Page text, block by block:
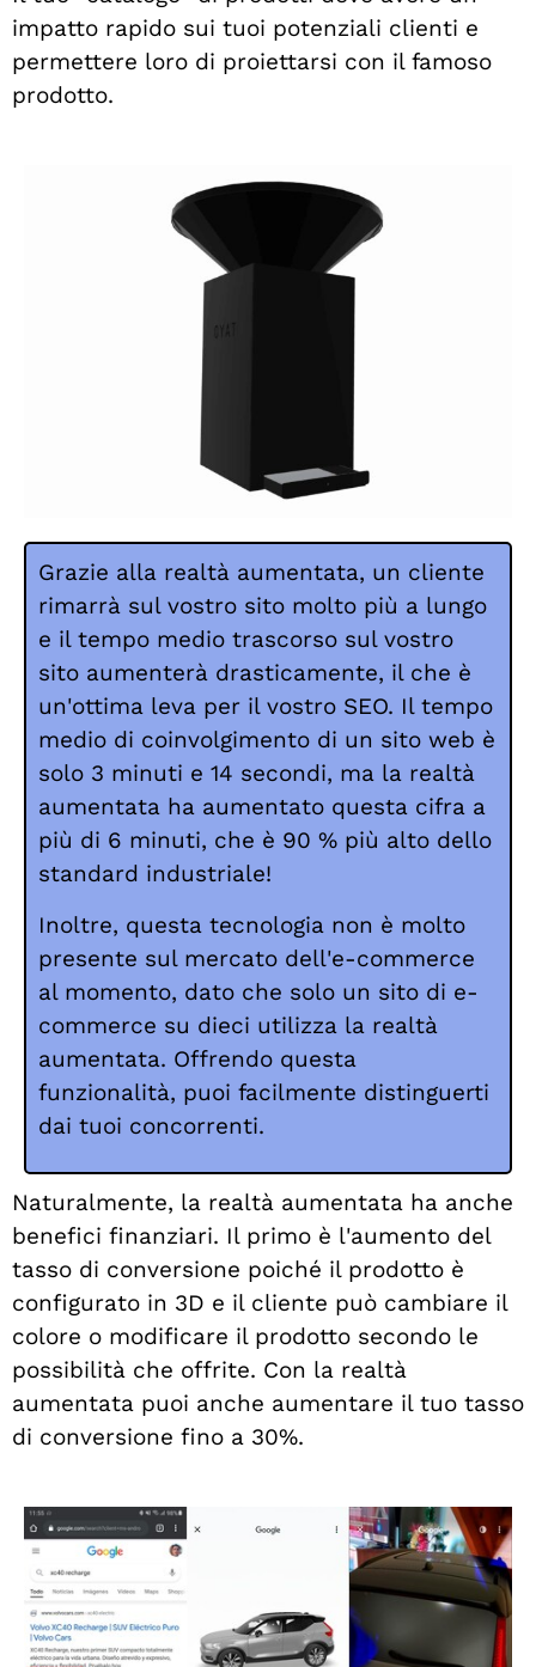
impatto rapido sui tuoi potenziali clienti e
permettere loro di proiettarsi con il famoso
prodotto.
Grazie alla realtà aumentata, un cliente
rimarrà sul vostro sito molto più a lungo
e il tempo medio trascorso sul vostro
sito aumenterà drasticamente, il che è
un'ottima leva per il vostro SEO. Il tempo
medio di coinvolgimento di un sito web è
solo 3 minuti e 14 secondi, ma la realtà
aumentata ha aumentato questa cifra a
più di 6 minuti, che è 90 % più alto dello
standard industriale!
Inoltre, questa tecnologia non è molto
presente sul mercato dell'e-commerce
al momento, dato che solo un sito di e-
commerce su dieci utilizza la realtà
aumentata. Offrendo questa
funzionalità, puoi facilmente distinguerti
dai tuoi concorrenti.
Naturalmente, la realtà aumentata ha anche
benefici finanziari. Il primo è l'aumento del
tasso di conversione poiché il prodotto è
configurato in 3D e il cliente può cambiare il
colore o modificare il prodotto secondo le
possibilità che offrite. Con la realtà
aumentata puoi anche aumentare il tuo tasso
di conversione fino a 30%.